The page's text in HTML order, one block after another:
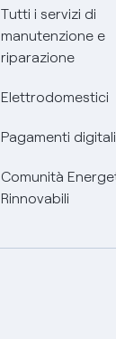
Tutti i servizi di
manutenzione e
riparazione
Elettrodomestici
Pagamenti digitali
Comunità
Rinnovabili